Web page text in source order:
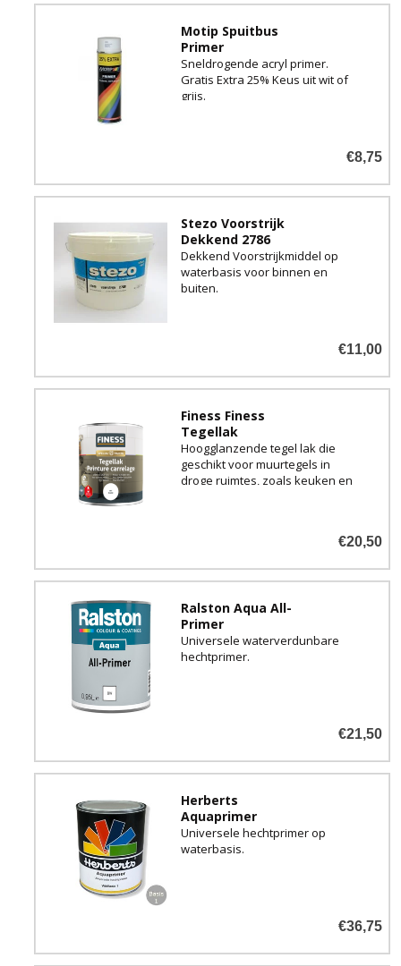
Motip Spuitbus
Primer
Sneldrogende acryl primer.
Gratis Extra 25% Keus uit wit of
grijs.
€8,75
Stezo Voorstrijk
Dekkend 2786
Dekkend Voorstrijkmiddel op
waterbasis voor binnen en
buiten.
€11,00
Finess Finess
Tegellak
Hoogglanzende tegel lak die
geschikt voor muurtegels in
droge ruimtes, zoals keuken en
€20,50
Ralston Aqua All-
Primer
Universele waterverdunbare
hechtprimer.
€21,50
Herberts
Aquaprimer
Universele hechtprimer op
waterbasis.
€36,75